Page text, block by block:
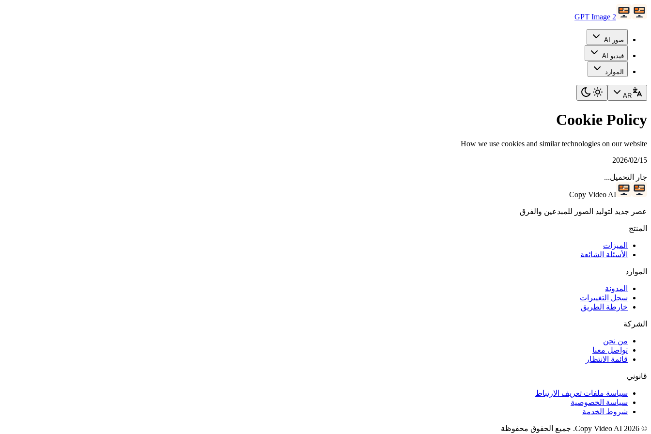
GPT Image 2
صور AI
فيديو AI
الموارد
AR
Cookie Policy
How we use cookies and similar technologies on our website
15‏/02‏/2026
جار التحميل...
Copy Video AI
عصر جديد لتوليد الصور للمبدعين والفرق
المنتج
الميزات
الأسئلة الشائعة
الموارد
المدونة
سجل التغييرات
خارطة الطريق
الشركة
من نحن
تواصل معنا
قائمة الانتظار
قانوني
سياسة ملفات تعريف الارتباط
سياسة الخصوصية
شروط الخدمة
©
2026
Copy Video AI
. جميع الحقوق محفوظة